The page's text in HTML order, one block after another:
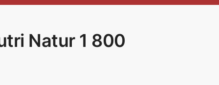
Natur 1 800